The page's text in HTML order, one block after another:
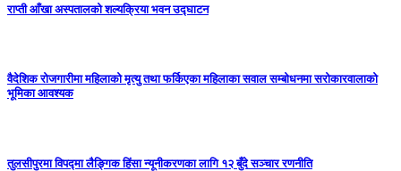
राप्ती आँखा अस्पतालको शल्यक्रिया भवन उद्घाटन
वैदेशिक रोजगारीमा महिलाको मृत्यु तथा फर्किएका महिलाका सवाल सम्बोधनमा सरोकारवालाको
भूमिका आवश्यक
तुलसीपुरमा विपद्मा लैङ्गिक हिंसा न्यूनीकरणका लागि १२ बुँदे सञ्चार रणनीति